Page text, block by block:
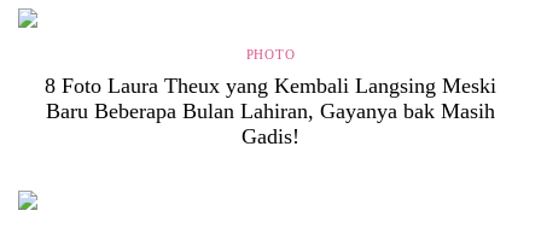
PHOTO
8 Foto Laura Theux yang Kembali Langsing Meski
Baru Beberapa Bulan Lahiran, Gayanya bak Masih
Gadis!